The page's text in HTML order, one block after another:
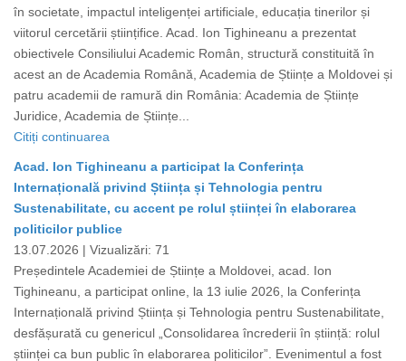
în societate, impactul inteligenței artificiale, educația tinerilor și
viitorul cercetării științifice. Acad. Ion Tighineanu a prezentat
obiectivele Consiliului Academic Român, structură constituită în
acest an de Academia Română, Academia de Științe a Moldovei și
patru academii de ramură din România: Academia de Științe
Juridice, Academia de Științe...
Citiți continuarea
Acad. Ion Tighineanu a participat la Conferința
Internațională privind Știința și Tehnologia pentru
Sustenabilitate, cu accent pe rolul științei în elaborarea
politicilor publice
13.07.2026 | Vizualizări: 71
Președintele Academiei de Științe a Moldovei, acad. Ion
Tighineanu, a participat online, la 13 iulie 2026, la Conferința
Internațională privind Știința și Tehnologia pentru Sustenabilitate,
desfășurată cu genericul „Consolidarea încrederii în știință: rolul
științei ca bun public în elaborarea politicilor”. Evenimentul a fost